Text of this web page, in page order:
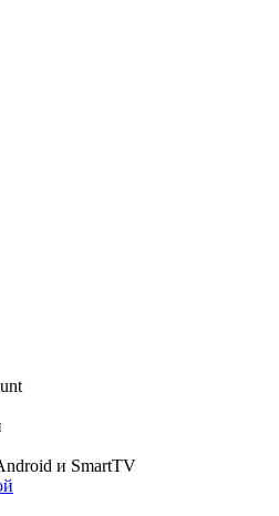
и SmartTV